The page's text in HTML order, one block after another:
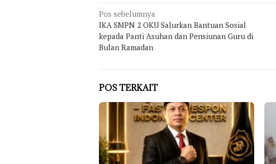
Navigasi
pos
Pos sebelumnya
IKA SMPN 2 OKU Salurkan Bantuan Sosial
kepada Panti Asuhan dan Pensiunan Guru di
Bulan Ramadan
POS TERKAIT